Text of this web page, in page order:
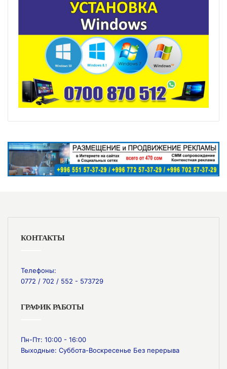
КОНТАКТЫ
Телефоны:
0772 / 702 / 552 - 573729
ГРАФИК РАБОТЫ
Пн-Пт: 10:00 - 16:00
Выходные: Суббота-Воскресенье Без перерыва